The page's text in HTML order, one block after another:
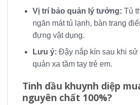
Vị trí bảo quản lý tưởng: Tủ
ngăn mát tủ lạnh, bàn trang
đựng vật dụng.
Lưu ý: Đậy nắp kín sau khi sử
quản xa tầm tay trẻ em.
Tinh dầu khuynh diệp
nguyên chất 100%?